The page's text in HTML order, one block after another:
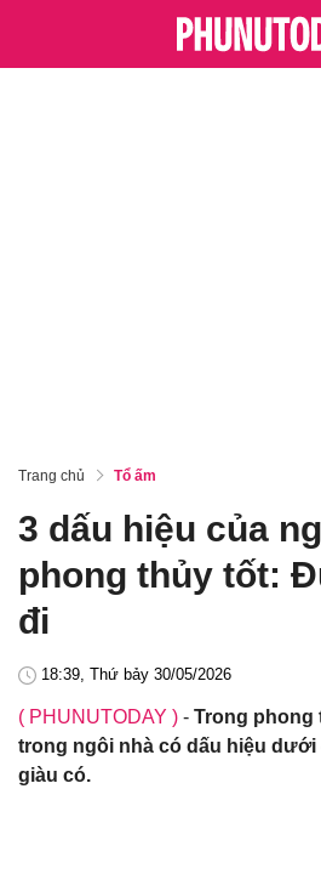
Trang chủ Tổ ấm
3 dấu hiệu của
phong thủy tốt:
đi
18:39, Thứ bảy 30/05/2026
( PHUNUTODAY ) - Trong phong
trong ngôi nhà có dấu hiệu dưới
giàu có.